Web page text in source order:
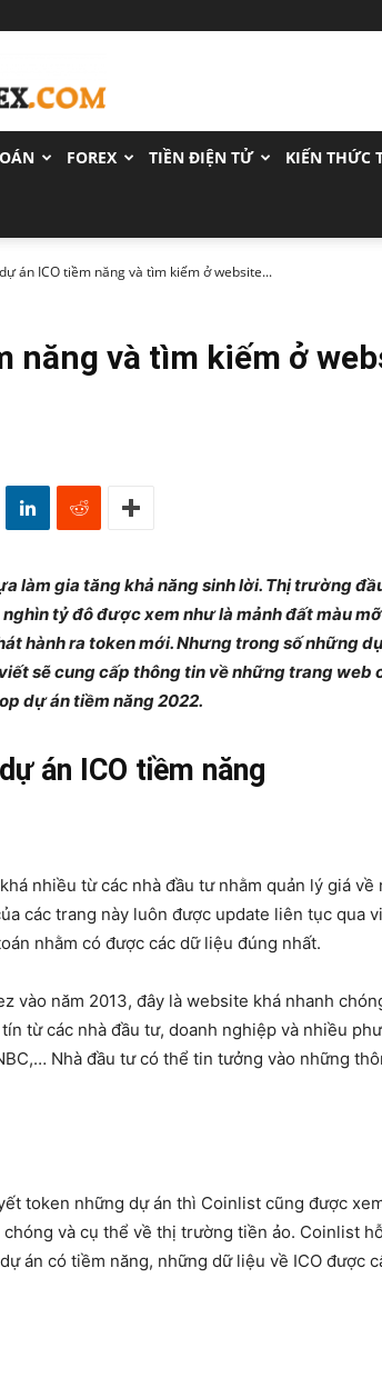
FOREX TIỀN ĐIỆN TỬ KIẾN THỨC
án ICO tiềm năng và tìm kiếm ở website...
năng và tìm kiếm ở
làm gia tăng khả năng sinh lời. Thị trường
tỷ đô được xem như là mảnh đất màu
hành ra token mới. Nhưng trong số những
sẽ cung cấp thông tin về những trang web
dự án tiềm năng 2022.
án ICO tiềm năng
nhiều từ các nhà đầu tư nhằm quản lý giá về
các trang này luôn được update liên tục qua
nhằm có được các dữ liệu đúng nhất.
vào năm 2013, đây là website khá nhanh
từ các nhà đầu tư, doanh nghiệp và nhiều
Nhà đầu tư có thể tin tưởng vào những
token những dự án thì Coinlist cũng được
và cụ thể về thị trường tiền ảo. Coinlist
án có tiềm năng, những dữ liệu về ICO được